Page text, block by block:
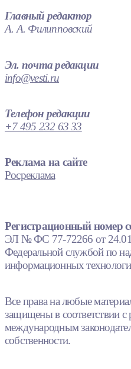
Главный редактор
А. А. Филипповский
Эл. почта редакции
info@vesti.ru
Телефон редакции
+7 495 232 63 33
Реклама на сайте
Росреклама
Регистрационный номер
ЭЛ № ФС 77-72266 от
Федеральной службой по
информационных
Все права на любые
защищены в соответствии с
международным
собственности.